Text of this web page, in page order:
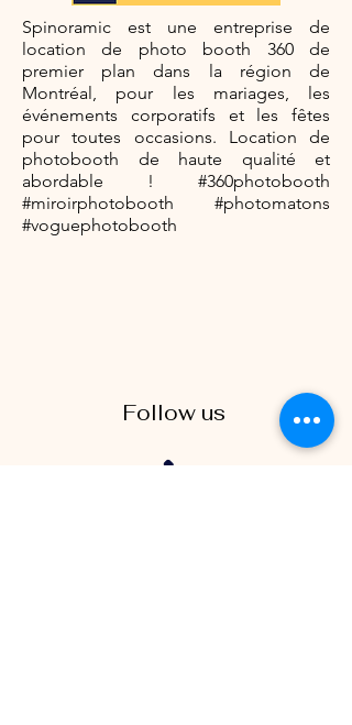
Spinoramic est une entreprise de
location de photo booth 360 de
premier plan dans la région de
Montréal, pour les mariages, les
événements corporatifs et les fêtes
pour toutes occasions. Location de
photobooth de haute qualité et
abordable ! #360photobooth
#miroirphotobooth #photomatons
#voguephotobooth
Follow us